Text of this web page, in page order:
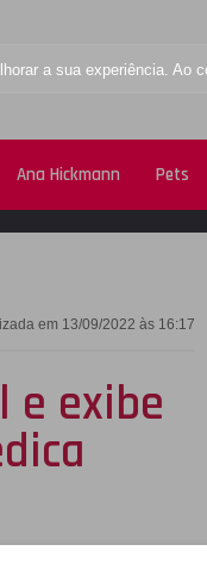
a sua experiência. Ao
Ana Hickmann Pets
em 13/09/2022 às 16:17
e exibe